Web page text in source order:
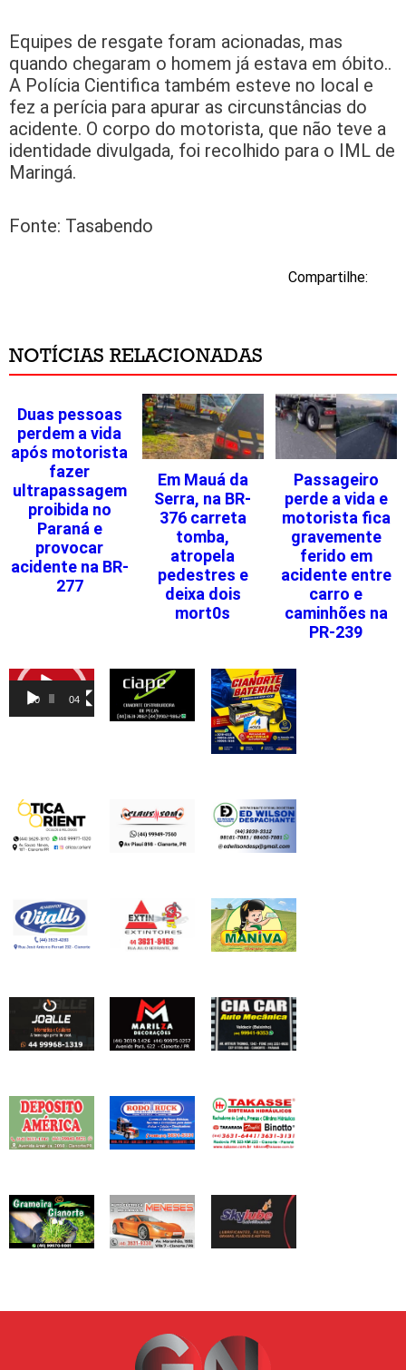
Equipes de resgate foram acionadas, mas
quando chegaram o homem já estava em óbito..
A Polícia Cientifica também esteve no local e
fez a perícia para apurar as circunstâncias do
acidente. O corpo do motorista, que não teve a
identidade divulgada, foi recolhido para o IML de
Maringá.
Fonte: Tasabendo
Compartilhe:
NOTÍCIAS RELACIONADAS
Duas pessoas
perdem a vida
após motorista
fazer
ultrapassagem
proibida no
Paraná e
provocar
acidente na BR-
277
Em Mauá da
Serra, na BR-
376 carreta
tomba,
atropela
pedestres e
deixa dois
mort0s
Passageiro
perde a vida e
motorista fica
gravemente
ferido em
acidente entre
carro e
caminhões na
PR-239
Tocador
vídeo
00:00 04:46